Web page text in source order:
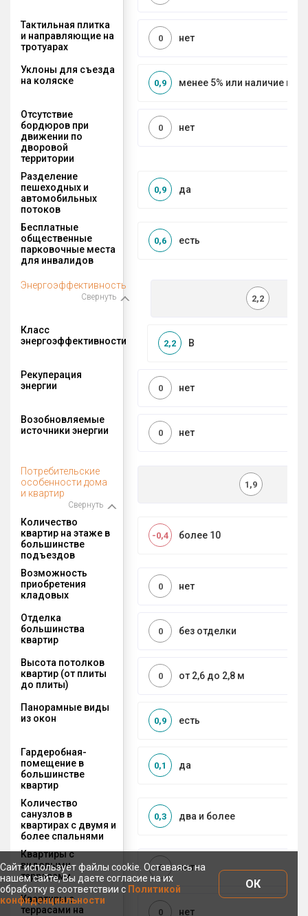
Тактильная плитка
и направляющие на
тротуарах
нет
0
Уклоны для съезда
на коляске
менее 5% или наличие
0,9
Отсутствие
бордюров при
движении по
дворовой
территории
нет
0
Разделение
пешеходных и
автомобильных
потоков
да
0,9
Бесплатные
общественные
парковочные места
для инвалидов
есть
0,6
Энергоэффективность
Свернуть 2,2
Класс
энергоэффективности
B
2,2
Рекуперация
энергии
нет
0
Возобновляемые
источники энергии
нет
0
Потребительские
особенности дома
и квартир
Свернуть
1,9
Количество
квартир на этаже в
большинстве
подъездов
более 10
-0,4
Возможность
приобретения
кладовых
нет
0
Отделка
большинства
квартир
без отделки
0
Высота потолков
квартир (от плиты
до плиты)
от 2,6 до 2,8 м
0
Панорамные виды
из окон
есть
0,9
Гардеробная-
помещение в
большинстве
квартир
да
0,1
Количество
санузлов в
квартирах с двумя и
более спальнями
два и более
0,3
Квартиры с
видовыми
террасами
нет
0
Квартиры с
террасами на
нет
0
Сайт использует файлы cookie. Оставаясь на
нашем сайте, Вы даете согласие на их
обработку в соответствии с Политикой
конфиденциальности
ОК